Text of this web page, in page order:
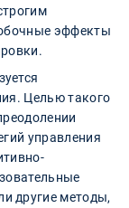
эффекты
Целью такого
управления
другие методы,